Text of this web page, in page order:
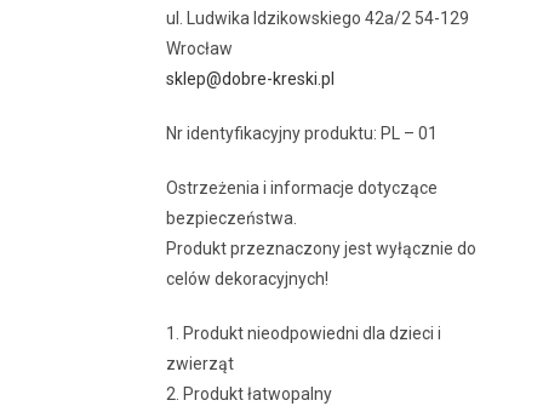
ul. Ludwika Idzikowskiego 42a/2 54-129
Wrocław
sklep@dobre-kreski.pl
Nr identyfikacyjny produktu: PL – 01
Ostrzeżenia i informacje dotyczące
bezpieczeństwa.
Produkt przeznaczony jest wyłącznie do
celów dekoracyjnych!
1. Produkt nieodpowiedni dla dzieci i
zwierząt
2. Produkt łatwopalny